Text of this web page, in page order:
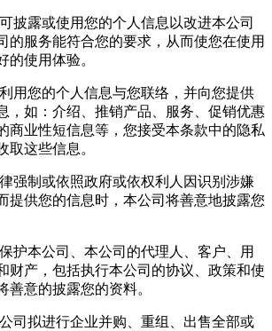
披露或使用您的个人信息以改进本公司
的服务能符合您的要求，从而使您在使用
的使用体验。
用您的个人信息与您联络，并向您提供
，如：介绍、推销产品、服务、促销优惠
商业性短信息等，您接受本条款中的隐私
取这些信息。
强制或依照政府或依权利人因识别涉嫌
提供您的信息时，本公司将善意地披露您
护本公司、本公司的代理人、客户、用
财产，包括执行本公司的协议、政策和使
善意的披露您的资料。
司拟进行企业并购、重组、出售全部或